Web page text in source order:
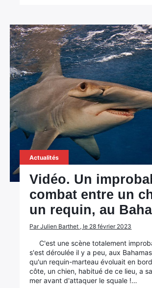
Actualités
Vidéo. Un
combat entre un
un requin, au
Par Julien Barthet , le 28 février 2023
C'est une scène totalement
s'est déroulée il y a peu, aux
qu'un requin-marteau évoluait en
côte, un chien, habitué de ce lieu, a
mer avant d'attaquer le squale !…